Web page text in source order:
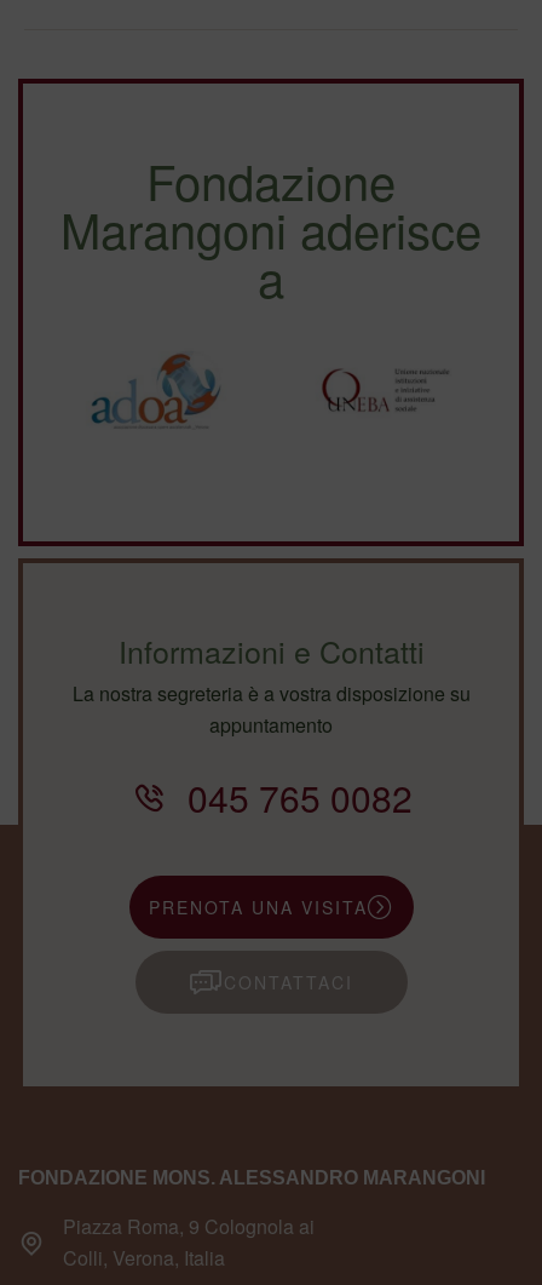
Fondazione
Marangoni aderisce
a
Informazioni e Contatti
La nostra segreteria è a vostra disposizione su
appuntamento
045 765 0082
PRENOTA UNA VISITA
CONTATTACI
FONDAZIONE MONS. ALESSANDRO MARANGONI
Piazza Roma, 9 Colognola ai
Colli, Verona, Italia